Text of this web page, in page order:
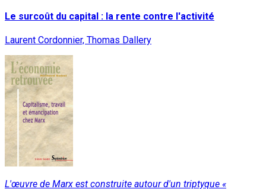
Le surcoût du capital : la rente contre l'activité
Laurent Cordonnier, Thomas Dallery
L'œuvre de Marx est construite autour d'un triptyque «